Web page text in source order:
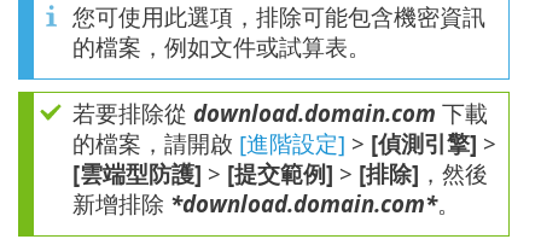
您可使用此選項，排除可能包含機密資訊
的檔案，例如文件或試算表。
若要排除從 download.domain.com 下載
的檔案，請開啟 [進階設定] > [偵測引擎] >
[雲端型防護] > [提交範例] > [排除] ，然後
新增排除 *download.domain.com*。